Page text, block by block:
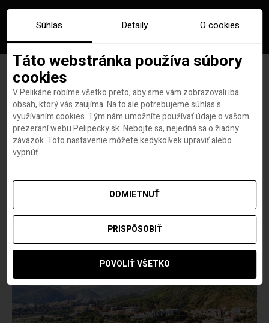
PONUKA DŇA: Čierna hora s
letenkami, 4*hotelom priamo
na pláži a all inclusive+ za
Hana Hudson 16. MARCA 2023
Súhlas Detaily O cookies
Táto webstránka používa súbory
cookies
V Pelikáne robíme všetko preto, aby sme vám zobrazovali iba
obsah, ktorý vás zaujíma. Na to ale potrebujeme súhlas s
využívaním cookies. Tým nám umožníte používať údaje o vašom
prezeraní webu Pelipecky.sk. Nebojte sa, nejedná sa o žiadny
záväzok. Toto nastavenie môžete kedykoľvek upraviť alebo
vypnúť.
ODMIETNUŤ
PRISPÔSOBIŤ
POVOLIŤ VŠETKO